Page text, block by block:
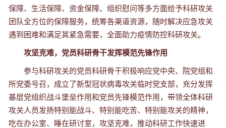
保障、生活保障、资金保障、组织慰问等多方面给予科研攻关
团队全方位的保障服务，统筹各渠道资源，随时解决应急攻关
遇到困难和满足其紧急需要，全面助力疫情防控科研攻关。
攻坚克难，党员科研骨干发挥模范先锋作用
参与科研攻关的党员科研骨干积极响应党中央、院党组和
所党委号召，成立了新型冠状病毒攻关临时党支部，充分发挥
基层党组织战斗堡垒作用和党员先锋模范作用，带领全体科研
攻关人员发扬特别能战斗、特别能吃苦、特别能攻关的精神，
吃在办公室、睡在研讨室，攻坚克难，推动科研工作快速进